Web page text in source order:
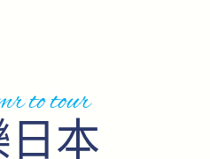
to tour
日本